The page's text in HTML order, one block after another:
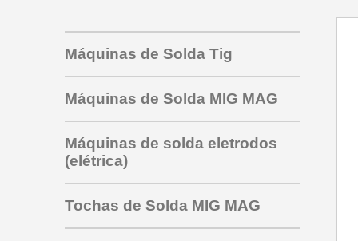
Máquinas de Solda Tig
Máquinas de Solda MIG MAG
Máquinas de solda eletrodos
(elétrica)
Tochas de Solda MIG MAG